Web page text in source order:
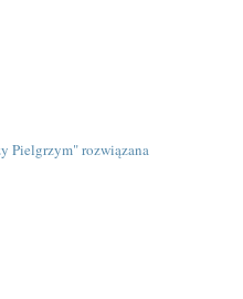
Pielgrzym" rozwiązana